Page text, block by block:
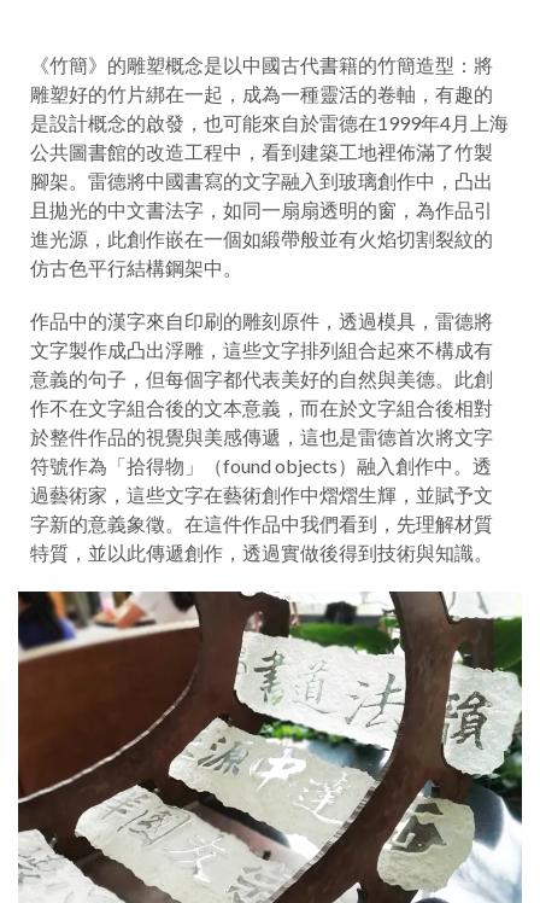
《竹簡》的雕塑概念是以中國古代書籍的竹簡造型：將
雕塑好的竹片綁在一起，成為一種靈活的卷軸，有趣的
是設計概念的啟發，也可能來自於雷德在1999年4月上海
公共圖書館的改造工程中，看到建築工地裡佈滿了竹製
腳架。雷德將中國書寫的文字融入到玻璃創作中，凸出
且拋光的中文書法字，如同一扇扇透明的窗，為作品引
進光源，此創作嵌在一個如緞帶般並有火焰切割裂紋的
仿古色平行結構鋼架中。
作品中的漢字來自印刷的雕刻原件，透過模具，雷德將
文字製作成凸出浮雕，這些文字排列組合起來不構成有
意義的句子，但每個字都代表美好的自然與美德。此創
作不在文字組合後的文本意義，而在於文字組合後相對
於整件作品的視覺與美感傳遞，這也是雷德首次將文字
符號作為「拾得物」（found objects）融入創作中。透
過藝術家，這些文字在藝術創作中熠熠生輝，並賦予文
字新的意義象徵。在這件作品中我們看到，先理解材質
特質，並以此傳遞創作，透過實做後得到技術與知識。